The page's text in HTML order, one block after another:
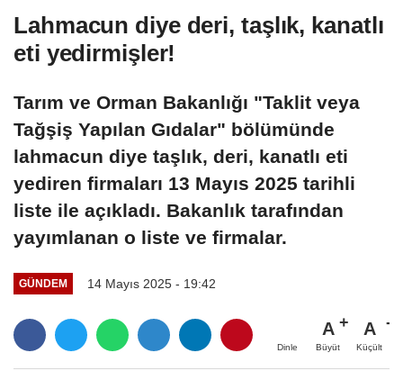
Lahmacun diye deri, taşlık, kanatlı
eti yedirmişler!
Tarım ve Orman Bakanlığı "Taklit veya
Tağşiş Yapılan Gıdalar" bölümünde
lahmacun diye taşlık, deri, kanatlı eti
yediren firmaları 13 Mayıs 2025 tarihli
liste ile açıkladı. Bakanlık tarafından
yayımlanan o liste ve firmalar.
GÜNDEM 14 Mayıs 2025 - 19:42
Dinle
A
Büyüt
A
Küçült